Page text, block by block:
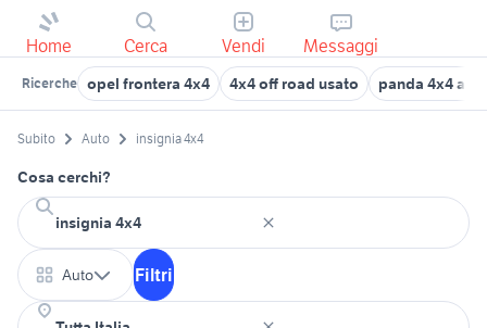
Home Cerca Vendi Messaggi
Ricerche opel frontera 4x4 4x4 off road usato panda 4x4
Subito Auto insignia 4x4
Cosa cerchi?
Auto Filtri